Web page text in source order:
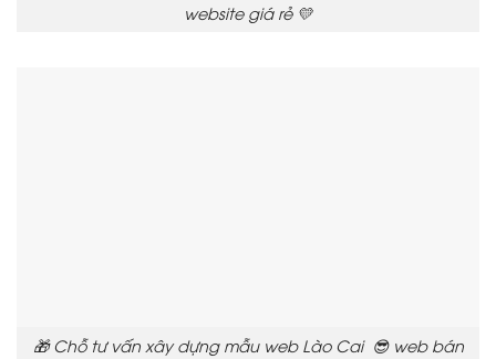
website giá rẻ 💛
🎁 Chỗ tư vấn xây dựng mẫu web Lào Cai 😎 web bán